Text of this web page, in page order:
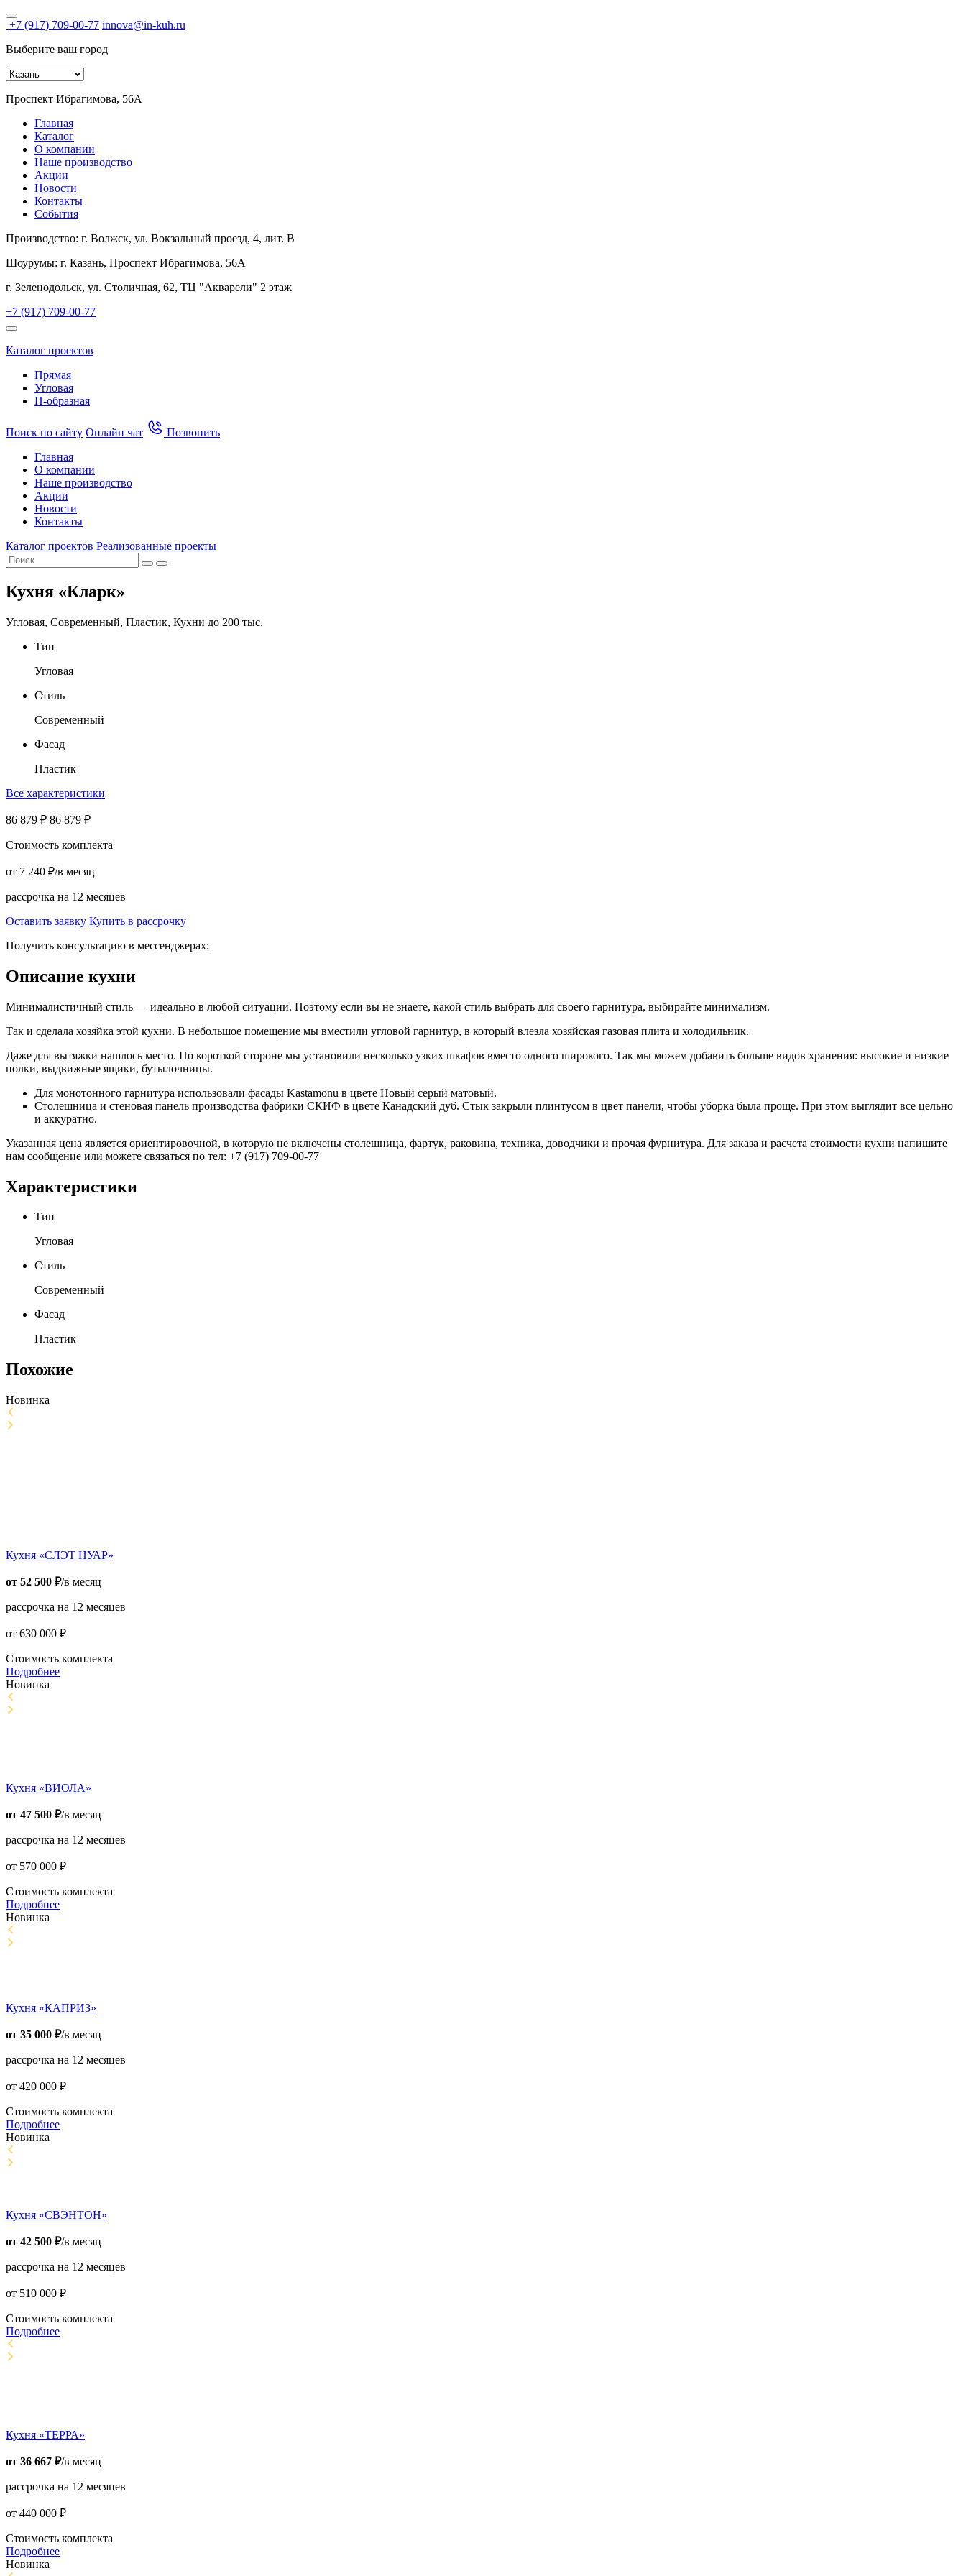
+7 (917) 709-00-77 innova@in-kuh.ru
Выберите ваш город
Проспект Ибрагимова, 56А
Главная
Каталог
О компании
Наше производство
Акции
Новости
Контакты
События
Производство: г. Волжск, ул. Вокзальный проезд, 4, лит. В
Шоурумы: г. Казань, Проспект Ибрагимова, 56А
г. Зеленодольск, ул. Столичная, 62, ТЦ "Акварели" 2 этаж
+7 (917) 709-00-77
Каталог проектов
Прямая
Угловая
П-образная
Поиск по сайту Онлайн чат
Позвонить
Главная
О компании
Наше производство
Акции
Новости
Контакты
Каталог проектов Реализованные проекты
Кухня «Кларк»
Угловая, Современный, Пластик, Кухни до 200 тыс.
Тип
Угловая
Стиль
Современный
Фасад
Пластик
Все характеристики
86 879 ₽ 86 879 ₽
Стоимость комплекта
от 7 240 ₽/в месяц
рассрочка на 12 месяцев
Оставить заявку Купить в рассрочку
Получить консультацию в мессенджерах:
Описание кухни
Минималистичный стиль — идеально в любой ситуации. Поэтому если вы не знаете, какой стиль выбрать для своего гарнитура, выбирайте минимализм.
Так и сделала хозяйка этой кухни. В небольшое помещение мы вместили угловой гарнитур, в который влезла хозяйская газовая плита и холодильник.
Даже для вытяжки нашлось место. По короткой стороне мы установили несколько узких шкафов вместо одного широкого. Так мы можем добавить больше видов хранения: высокие и низкие
полки, выдвижные ящики, бутылочницы.
Для монотонного гарнитура использовали фасады Kastamonu в цвете Новый серый матовый.
Столешница и стеновая панель производства фабрики СКИФ в цвете Канадский дуб. Стык закрыли плинтусом в цвет панели, чтобы уборка была проще. При этом выглядит все цельно
и аккуратно.
Указанная цена является ориентировочной, в которую не включены столешница, фартук, раковина, техника, доводчики и прочая фурнитура. Для заказа и расчета стоимости кухни напишите
нам сообщение или можете связаться по тел: +7 (917) 709-00-77
Характеристики
Тип
Угловая
Стиль
Современный
Фасад
Пластик
Похожие
Новинка
Кухня «СЛЭТ НУАР»
от 52 500 ₽/в месяц
рассрочка на 12 месяцев
от 630 000 ₽
Стоимость комплекта
Подробнее
Новинка
Кухня «ВИОЛА»
от 47 500 ₽/в месяц
рассрочка на 12 месяцев
от 570 000 ₽
Стоимость комплекта
Подробнее
Новинка
Кухня «КАПРИЗ»
от 35 000 ₽/в месяц
рассрочка на 12 месяцев
от 420 000 ₽
Стоимость комплекта
Подробнее
Новинка
Кухня «СВЭНТОН»
от 42 500 ₽/в месяц
рассрочка на 12 месяцев
от 510 000 ₽
Стоимость комплекта
Подробнее
Кухня «ТЕРРА»
от 36 667 ₽/в месяц
рассрочка на 12 месяцев
от 440 000 ₽
Стоимость комплекта
Подробнее
Новинка